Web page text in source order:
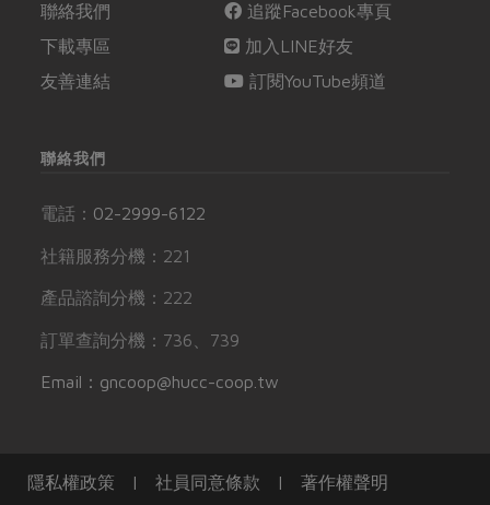
聯絡我們
下載專區
友善連結
追蹤Facebook專頁
加入LINE好友
訂閱YouTube頻道
聯絡我們
電話： 02-2999-6122
社籍服務分機：221
產品諮詢分機：222
訂單查詢分機：736、739
Email：gncoop@hucc-coop.tw
隱私權政策 | 社員同意條款 | 著作權聲明